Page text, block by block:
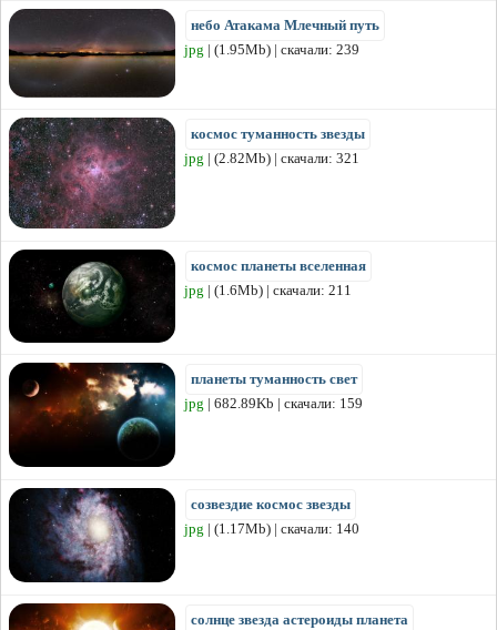
небо Атакама Млечный путь
jpg | (1.95Mb) | скачали: 239
космос туманность звезды
jpg | (2.82Mb) | скачали: 321
космос планеты вселенная
jpg | (1.6Mb) | скачали: 211
планеты туманность свет
jpg | 682.89Kb | скачали: 159
созвездие космос звезды
jpg | (1.17Mb) | скачали: 140
солнце звезда астероиды планета